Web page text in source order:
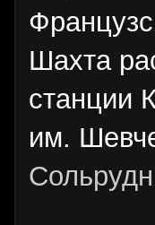
Шахта
станции
им.